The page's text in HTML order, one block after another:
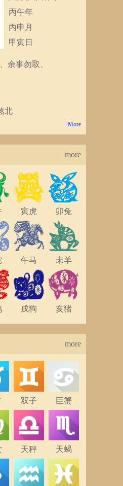
丙午年
丙申月
甲寅日
余事勿取、
北
+More
more
寅虎 卯兔
午马 未羊
戌狗 亥猪
more
双子 巨蟹
天秤 天蝎